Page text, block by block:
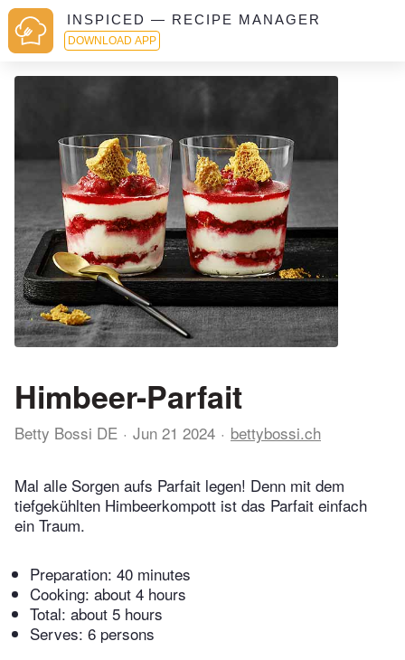
INSPICED — RECIPE MANAGER
DOWNLOAD APP
Himbeer-Parfait
Betty Bossi DE Jun 21 2024 bettybossi.ch
Mal alle Sorgen aufs Parfait legen! Denn mit dem
tiefgekühlten Himbeerkompott ist das Parfait einfach
ein Traum.
Preparation: 40 minutes
Cooking: about 4 hours
Total: about 5 hours
Serves: 6 persons